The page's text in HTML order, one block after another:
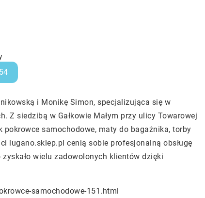
i Monikę Simon, specjalizująca się w
Z siedzibą w Gałkowie Małym przy ulicy Towarowej
samochodowe, maty do bagażnika, torby
lugano.sklep.pl cenią sobie profesjonalną obsługę
wielu zadowolonych klientów dzięki
samochodowe-151.html